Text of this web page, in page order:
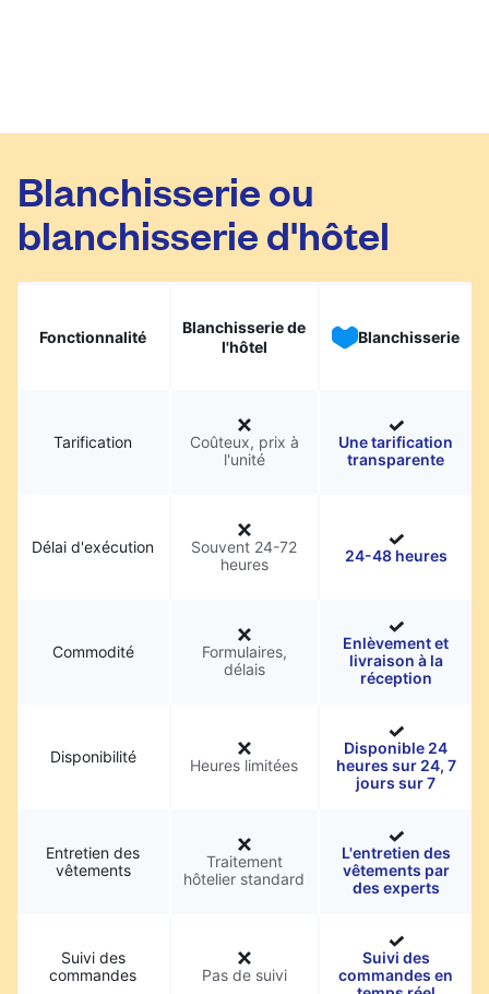
Blanchisserie ou
blanchisserie d'hôtel
Fonctionnalité
Blanchisserie de
l'hôtel
Blanchisserie
Tarification
Coûteux, prix à
l'unité
Une tarification
transparente
Délai d'exécution
Souvent 24-72
heures
24-48 heures
Commodité
Formulaires,
délais
Enlèvement et
livraison à la
réception
Disponibilité Heures limitées
Disponible 24
heures sur 24, 7
jours sur 7
Entretien des
vêtements
Traitement
hôtelier standard
L'entretien des
vêtements par
des experts
Suivi des
commandes
Pas de suivi
Suivi des
commandes en